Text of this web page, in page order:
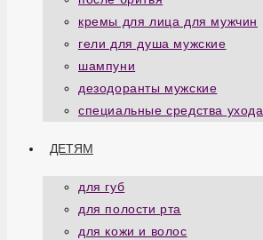
кремы для лица для мужчин
гели для душа мужские
шампуни
дезодоранты мужские
специальные средства ухода
ДЕТЯМ
для губ
для полости рта
для кожи и волос